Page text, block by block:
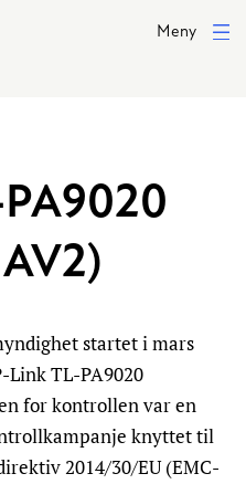
Meny
startet i mars
Link TL-PA9020
for kontrollen var en
knyttet til
2014/30/EU (EMC-